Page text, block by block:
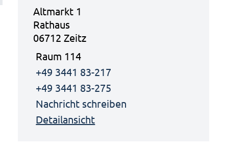
Altmarkt 1
Rathaus
06712 Zeitz
Raum 114
+49 3441 83-217
+49 3441 83-275
Nachricht schreiben
Detailansicht